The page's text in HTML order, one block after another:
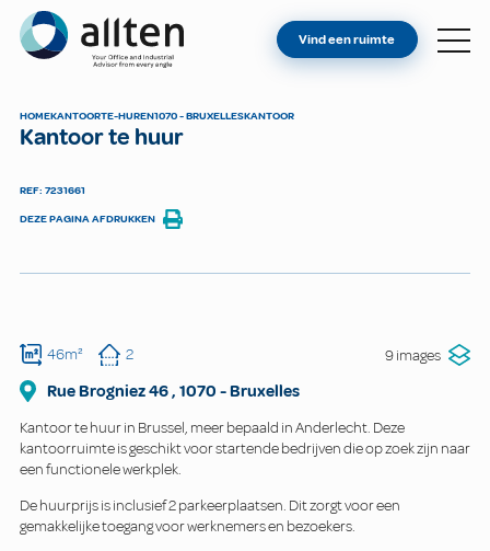
Allten
VIND EEN RUIMTE
Vind een ruimte
HOMEKANTOORTE-HUREN1070 - BRUXELLESKANTOOR
Kantoor te huur
REF: 7231661
DEZE PAGINA AFDRUKKEN
46m² 2 9 images
Rue Brogniez46, 1070 -Bruxelles
Kantoor te huur in Brussel, meer bepaald in Anderlecht. Deze
kantoorruimte is geschikt voor startende bedrijven die op zoek zijn naar
een functionele werkplek.
De huurprijs is inclusief 2 parkeerplaatsen. Dit zorgt voor een
gemakkelijke toegang voor werknemers en bezoekers.